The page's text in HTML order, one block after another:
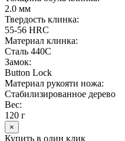
2.0 мм
Твердость клинка:
55-56 HRC
Материал клинка:
Сталь 440C
Замок:
Button Lock
Материал рукояти ножа:
Стабилизированное дерево
Вес:
120 г
×
Купить в один клик